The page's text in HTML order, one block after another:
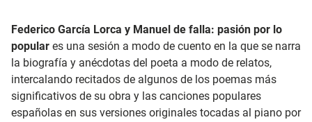
Federico García Lorca y Manuel de falla: pasión por lo
popular es una sesión a modo de cuento en la que se narra
la biografía y anécdotas del poeta a modo de relatos,
intercalando recitados de algunos de los poemas más
significativos de su obra y las canciones populares
españolas en sus versiones originales tocadas al piano por